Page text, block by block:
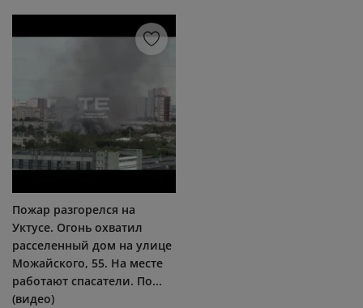
Пожар разгорелся на
Уктусе. Огонь охватил
расселенный дом на улице
Можайского, 55. На месте
работают спасатели. По...
(видео)